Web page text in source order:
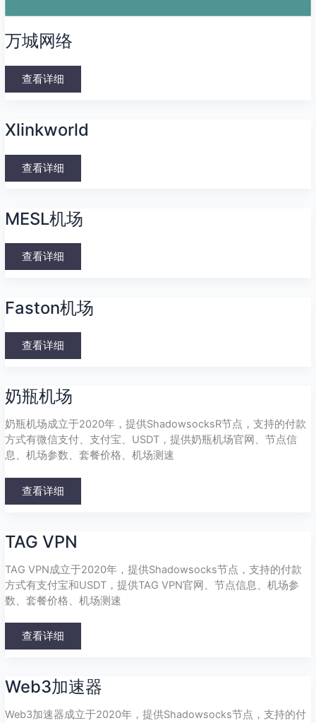
万城网络
查看详细
Xlinkworld
Xlinkworld
查看详细
MESL机场
MESL
机
查看详细
Faston机场
Faston
机
查看详细
奶瓶机场
奶瓶机场成立于2020年，提供ShadowsocksR节点，支持的付款
方式有微信支付、支付宝、USDT，提供奶瓶机场官网、节点信
息、机场参数、套餐价格、机场测速
奶
瓶
场
查看详细
TAG VPN
TAG VPN成立于2020年，提供Shadowsocks节点，支持的付款
方式有支付宝和USDT，提供TAG VPN官网、节点信息、机场参
数、套餐价格、机场测速
TAG
VPN
查看详细
Web3加速器
Web3加速器成立于2020年，提供Shadowsocks节点，支持的付
Web3
加
器